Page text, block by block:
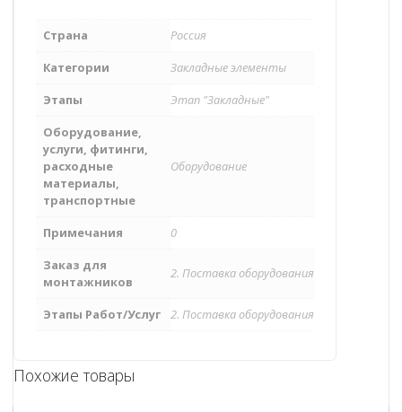
Страна
Россия
Категории
Закладные элементы
Этапы
Этап "Закладные"
Оборудование,
услуги, фитинги,
расходные
материалы,
транспортные
Оборудование
Примечания
0
Заказ для
монтажников
2. Поставка оборудования
Этапы Работ/Услуг 2. Поставка оборудования
Похожие товары